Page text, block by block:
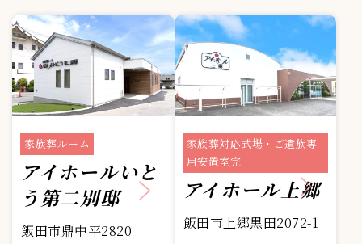
家族葬ルーム
アイホールいと
う第二別邸
飯田市鼎中平2820
家族葬対応式場・ご遺族専
用安置室完
アイホール上郷
飯田市上郷黒田2072-1